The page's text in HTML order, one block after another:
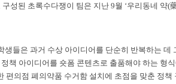
성된 초록수다쟁이 팀은 지난 9월 ‘우리동네 약(
생들은 과거 수상 아이디어를 단순히 반복하는
책 아이디어를 숏폼 콘텐츠로 출품해야 하는 형
편의점 폐의약품 수거함 설치에 초점을 맞춘 정